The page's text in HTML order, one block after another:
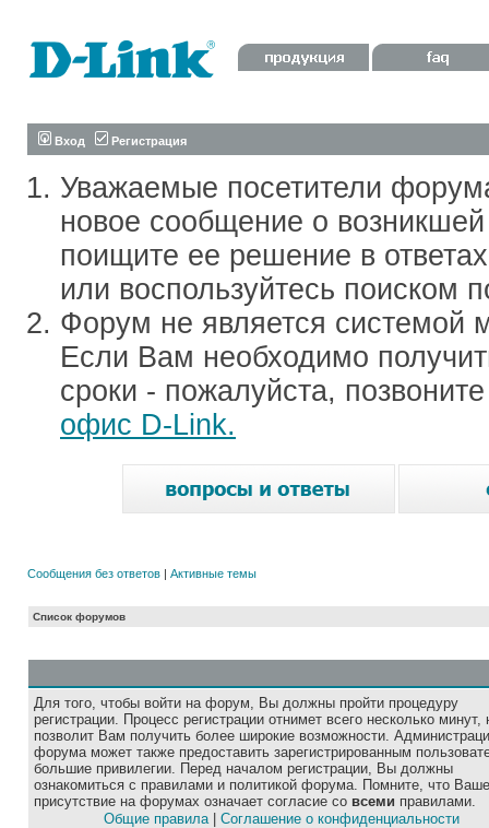
Вход Регистрация
Уважаемые посетители
новое сообщение о
поищите ее решение в
или воспользуйтесь поиском
Форум не является системой
Если Вам необходимо
сроки - пожалуйста,
офис D-Link.
Сообщения без ответов | Активные темы
Список форумов
Для того, чтобы войти на форум, Вы должны пройти процедуру
регистрации. Процесс регистрации отнимет всего несколько минут,
позволит Вам получить более широкие возможности.
форума может также предоставить зарегистрированным
большие привилегии. Перед началом регистрации, Вы должны
ознакомиться с правилами и политикой форума. Помните, что Ваше
присутствие на форумах означает согласие со всеми правилами.
Общие правила| Соглашение о конфиденциальности